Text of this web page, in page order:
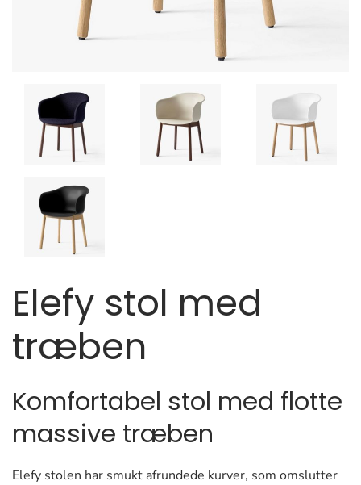
Elefy stol med
træben
Komfortabel stol med flotte
massive træben
Elefy stolen har smukt afrundede kurver, som omslutter